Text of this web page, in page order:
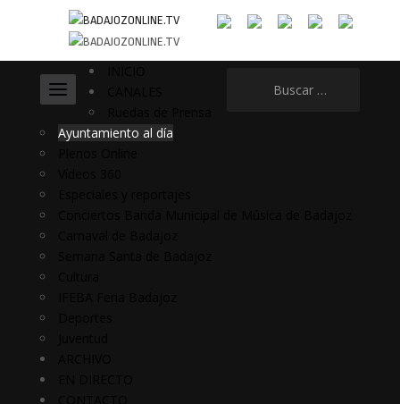
Ayuntamiento al día